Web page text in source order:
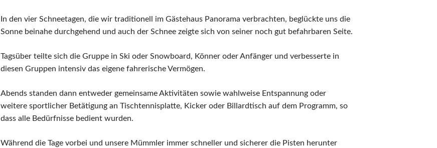
In den vier Schneetagen, die wir traditionell im Gästehaus Panorama verbrachten, beglückte uns die
Sonne beinahe durchgehend und auch der Schnee zeigte sich von seiner noch gut befahrbaren Seite.
Tagsüber teilte sich die Gruppe in Ski oder Snowboard, Könner oder Anfänger und verbesserte in
diesen Gruppen intensiv das eigene fahrerische Vermögen.
Abends standen dann entweder gemeinsame Aktivitäten sowie wahlweise Entspannung oder
weitere sportlicher Betätigung an Tischtennisplatte, Kicker oder Billardtisch auf dem Programm, so
dass alle Bedürfnisse bedient wurden.
Während die Tage vorbei und unsere Mümmler immer schneller und sicherer die Pisten herunter